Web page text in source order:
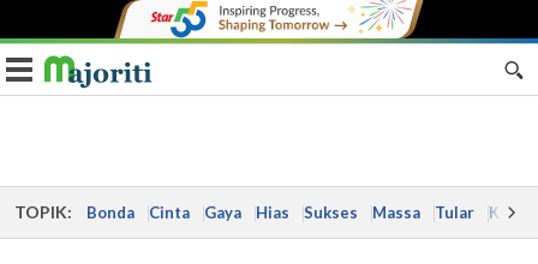
Toggle navigation
TOPIK: Bonda Cinta Gaya Hias Sukses Massa Tular Kes